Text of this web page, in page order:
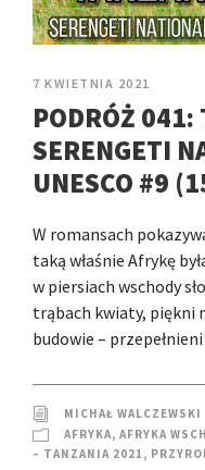
7 KWIETNIA 2021
PODRÓŻ 041:
SERENGETI
UNESCO #9
W romansach
taką właśnie Afrykę
w piersiach wschody
trąbach kwiaty, piękni
budowie –
MICHAŁ WALCZEWSKI
AFRYKA, AFRYKA
– TANZANIA 2021 ,